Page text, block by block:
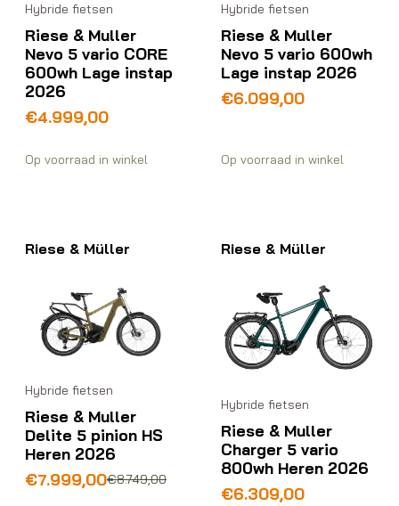
Hybride fietsen
Riese & Muller
Nevo 5 vario CORE
600wh Lage instap
2026
€4.999,00
Op voorraad in winkel
Hybride fietsen
Riese & Muller
Nevo 5 vario 600wh
Lage instap 2026
€6.099,00
Op voorraad in winkel
Riese & Müller
Hybride fietsen
Riese & Muller
Delite 5 pinion HS
Heren 2026
€8.749,00
Oorspronkelijke
€7.999,00
Huidige
Riese & Müller
Hybride fietsen
Riese & Muller
Charger 5 vario
800wh Heren 2026
€6.309,00